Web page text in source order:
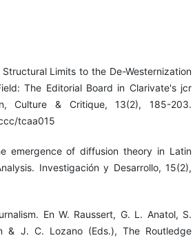
Limits to the De-Westernization
The Editorial Board in Clarivate's jcr
Culture & Critique, 13(2), 185-203.
tcaa015
emergence of diffusion theory in Latin
Investigación y Desarrollo, 15(2),
En W. Raussert, G. L. Anatol, S.
& J. C. Lozano (Eds.), The Routledge